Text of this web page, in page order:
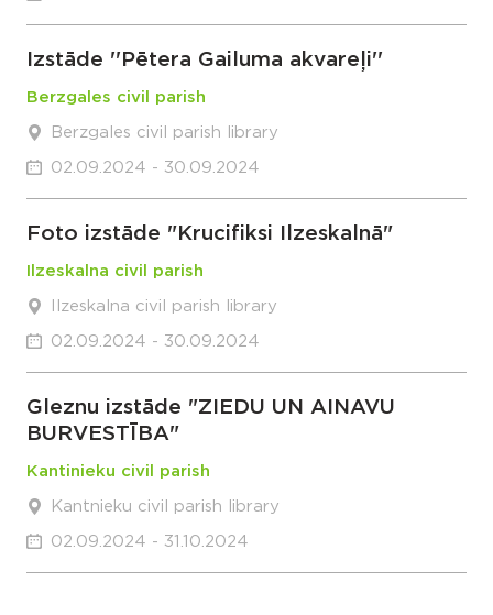
Izstāde ''Pētera Gailuma akvareļi''
Berzgales civil parish
Berzgales civil parish library
02.09.2024 - 30.09.2024
Foto izstāde "Krucifiksi Ilzeskalnā"
Ilzeskalna civil parish
Ilzeskalna civil parish library
02.09.2024 - 30.09.2024
Gleznu izstāde "ZIEDU UN AINAVU
BURVESTĪBA"
Kantinieku civil parish
Kantnieku civil parish library
02.09.2024 - 31.10.2024